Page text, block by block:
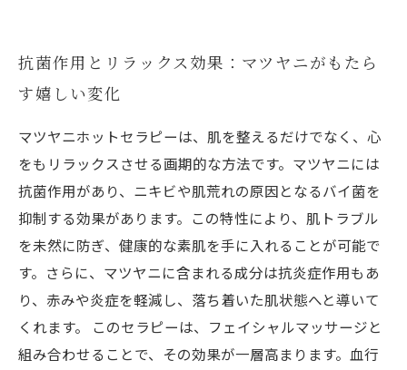
抗菌作用とリラックス効果：マツヤニがもたら
す嬉しい変化
マツヤニホットセラピーは、肌を整えるだけでなく、心
をもリラックスさせる画期的な方法です。マツヤニには
抗菌作用があり、ニキビや肌荒れの原因となるバイ菌を
抑制する効果があります。この特性により、肌トラブル
を未然に防ぎ、健康的な素肌を手に入れることが可能で
す。さらに、マツヤニに含まれる成分は抗炎症作用もあ
り、赤みや炎症を軽減し、落ち着いた肌状態へと導いて
くれます。 このセラピーは、フェイシャルマッサージと
組み合わせることで、その効果が一層高まります。血行